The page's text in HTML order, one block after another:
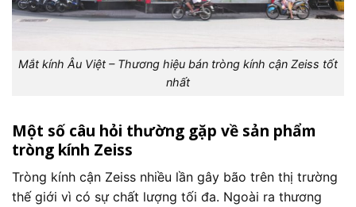
Mắt kính Âu Việt – Thương hiệu bán tròng kính cận Zeiss tốt
nhất
Một số câu hỏi thường gặp về sản phẩm
tròng kính Zeiss
Tròng kính cận Zeiss nhiều lần gây bão trên thị trường
thế giới vì có sự chất lượng tối đa. Ngoài ra thương